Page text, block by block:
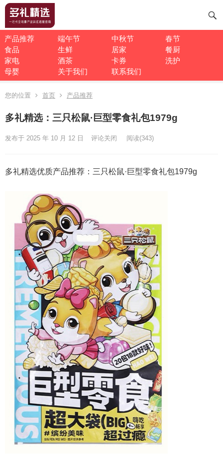
产品推荐 端午节 中秋节
春节
食品
生鲜 居家
餐厨
家电
酒茶 卡券
洗护
母婴
关于我们 联系我们
您的位置 首页 产品推荐
多礼精选：三只松鼠·巨型零食礼包1979g
发布于 2025 年 10 月 12 日 评论关闭 阅读(343)
多礼精选优质产品推荐：三只松鼠·巨型零食礼包1979g